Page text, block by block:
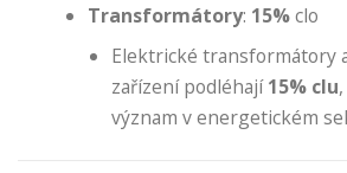
Transformátory: 15%clo
Elektrické transformátory
zařízení podléhají15% clu
význam v energetickém